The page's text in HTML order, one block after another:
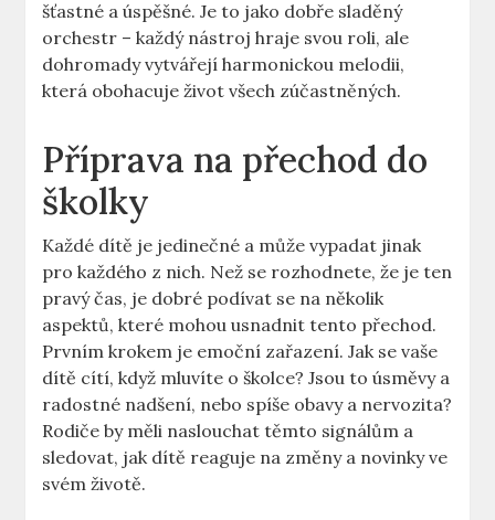
šťastné a úspěšné. Je to⁣ jako⁣ dobře‍ sladěný
orchestr – každý nástroj hraje svou roli, ale
dohromady vytvářejí harmonickou melodii,
která​ obohacuje život všech ⁣zúčastněných.
Příprava na přechod ​do
školky
Každé dítě je jedinečné a ‌může vypadat jinak
pro ⁢každého z nich. Než se rozhodnete, že je ten
pravý čas,⁢ je dobré podívat se na ‌několik
aspektů, které ⁤mohou usnadnit tento přechod.
Prvním krokem je emoční zařazení. Jak se vaše⁢
dítě cítí, když mluvíte​ o školce? Jsou to úsměvy a
radostné nadšení,⁣ nebo spíše ⁣obavy ​a nervozita?
⁣Rodiče by měli‍ naslouchat těmto signálům ⁣a
sledovat, jak dítě ​reaguje na ​změny a ‌novinky ve
svém životě.